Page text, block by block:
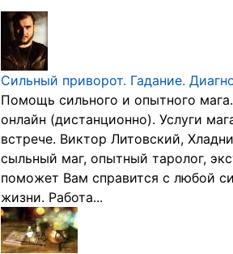
Сильный приворот. Гадание.
Помощь сильного и опытного
онлайн (дистанционно). Услуги
встрече. Виктор Литовский,
сыльный маг, опытный таролог,
поможет Вам справится с любой
жизни. Работа...